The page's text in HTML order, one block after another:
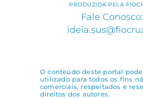
PRODUZIDA PELA
Fale Conosco:
O conteúdo deste portal
utilizado para todos os fins
comerciais, respeitados e
direitos dos autores.